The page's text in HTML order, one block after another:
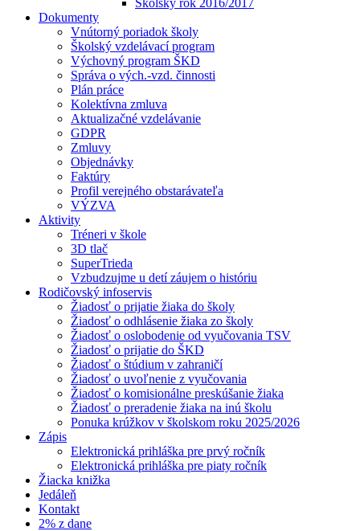
Školský rok 2016/2017
Dokumenty
Vnútorný poriadok školy
Školský vzdelávací program
Výchovný program ŠKD
Správa o vých.-vzd. činnosti
Plán práce
Kolektívna zmluva
Aktualizačné vzdelávanie
GDPR
Zmluvy
Objednávky
Faktúry
Profil verejného obstarávateľa
VÝZVA
Aktivity
Tréneri v škole
3D tlač
SuperTrieda
Vzbudzujme u detí záujem o históriu
Rodičovský infoservis
Žiadosť o prijatie žiaka do školy
Žiadosť o odhlásenie žiaka zo školy
Žiadosť o oslobodenie od vyučovania TSV
Žiadosť o prijatie do ŠKD
Žiadosť o štúdium v zahraničí
Žiadosť o uvoľnenie z vyučovania
Žiadosť o komisionálne preskúšanie žiaka
Žiadosť o preradenie žiaka na inú školu
Ponuka krúžkov v školskom roku 2025/2026
Zápis
Elektronická prihláška pre prvý ročník
Elektronická prihláška pre piaty ročník
Žiacka knižka
Jedáleň
Kontakt
2% z dane